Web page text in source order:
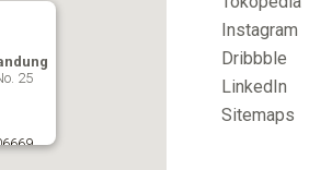
25
Instagram
Dribbble
LinkedIn
Sitemaps